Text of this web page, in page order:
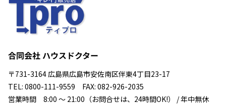
合同会社 ハウスドクター
〒731-3164 広島県広島市安佐南区伴東4丁目23-17
TEL: 0800-111-9559 FAX: 082-926-2035
営業時間 8:00 ～ 21:00（お問合せは、24時間OK!） / 年中無休